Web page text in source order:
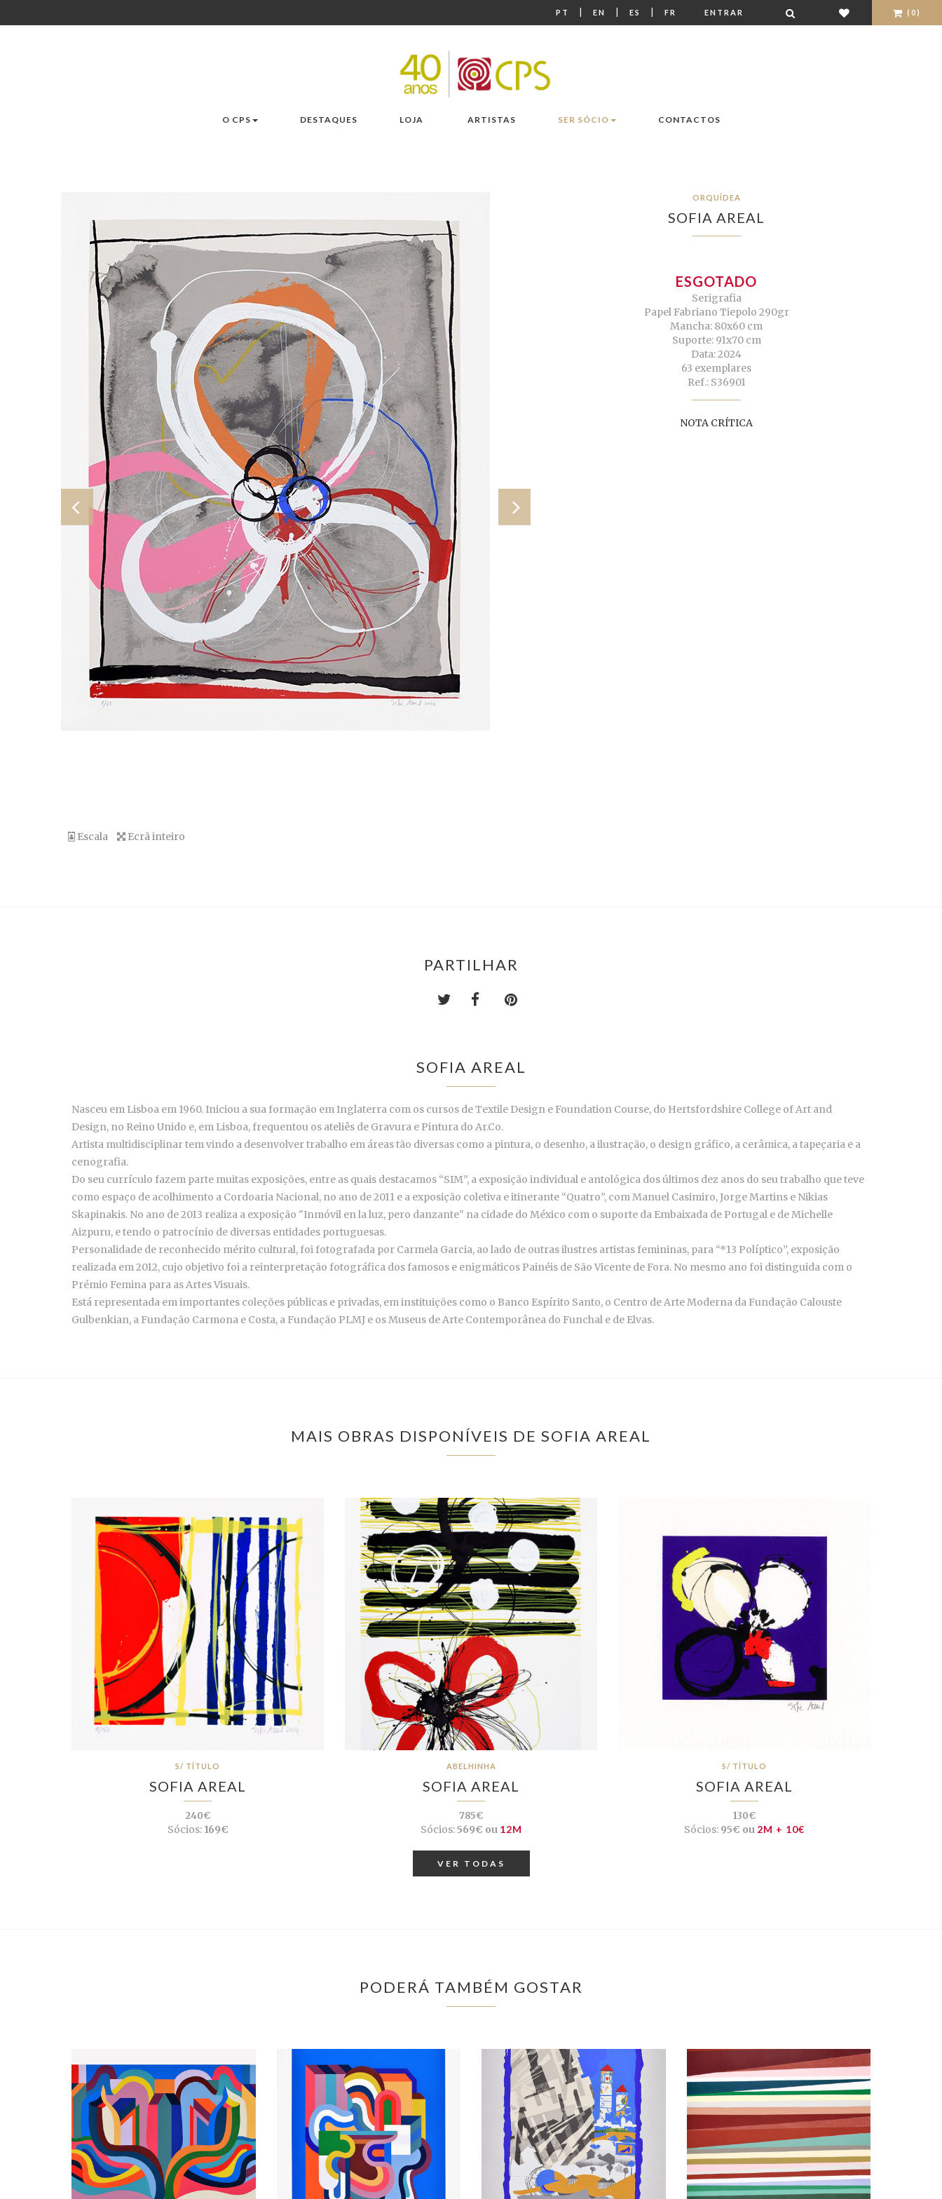
PT | EN | ES | FR ENTRAR (0)
O CPS DESTAQUES LOJA ARTISTAS SER SÓCIO CONTACTOS
Escala Ecrã inteiro
ORQUÍDEA
SOFIA AREAL
ESGOTADO
Serigrafia
Papel Fabriano Tiepolo 290gr
Mancha: 80x60 cm
Suporte: 91x70 cm
Data: 2024
63 exemplares
Ref.: S36901
NOTA CRÍTICA
PARTILHAR
SOFIA AREAL
Nasceu em Lisboa em 1960. Iniciou a sua formação em Inglaterra com os cursos de Textile Design e Foundation Course, do Hertsfordshire College of Art and
Design, no Reino Unido e, em Lisboa, frequentou os ateliês de Gravura e Pintura do Ar.Co.
Artista multidisciplinar tem vindo a desenvolver trabalho em áreas tão diversas como a pintura, o desenho, a ilustração, o design gráfico, a cerâmica, a tapeçaria e a
cenografia.
Do seu currículo fazem parte muitas exposições, entre as quais destacamos “SIM”, a exposição individual e antológica dos últimos dez anos do seu trabalho que teve
como espaço de acolhimento a Cordoaria Nacional, no ano de 2011 e a exposição coletiva e itinerante “Quatro”, com Manuel Casimiro, Jorge Martins e Nikias
Skapinakis. No ano de 2013 realiza a exposição "Inmóvil en la luz, pero danzante" na cidade do México com o suporte da Embaixada de Portugal e de Michelle
Aizpuru, e tendo o patrocínio de diversas entidades portuguesas.
Personalidade de reconhecido mérito cultural, foi fotografada por Carmela Garcia, ao lado de outras ilustres artistas femininas, para “*13 Políptico”, exposição
realizada em 2012, cujo objetivo foi a reinterpretação fotográfica dos famosos e enigmáticos Painéis de São Vicente de Fora. No mesmo ano foi distinguida com o
Prémio Femina para as Artes Visuais.
Está representada em importantes coleções públicas e privadas, em instituições como o Banco Espírito Santo, o Centro de Arte Moderna da Fundação Calouste
Gulbenkian, a Fundação Carmona e Costa, a Fundação PLMJ e os Museus de Arte Contemporânea do Funchal e de Elvas.
MAIS OBRAS DISPONÍVEIS DE SOFIA AREAL
S/ TÍTULO
SOFIA AREAL
240€
Sócios:169€
ABELHINHA
SOFIA AREAL
785€
Sócios:569€ ou 12M
S/ TÍTULO
SOFIA AREAL
130€
Sócios: 95€ ou 2M + 10€
VER TODAS
PODERÁ TAMBÉM GOSTAR